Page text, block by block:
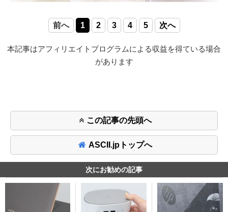
前へ 1 2 3 4 5 次へ
本記事はアフィリエイトプログラムによる収益を得ている場合
があります
この記事の先頭へ
ASCII.jpトップへ
次にお勧めの記事